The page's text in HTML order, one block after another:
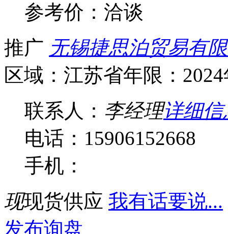
参考价： 洽谈
推广 无锡捷思泊贸易有
区域：江苏省年限：
联系人： 李经理详细信
电话：15906152668
手机：
现现货供应 我有话要说...
发布询盘